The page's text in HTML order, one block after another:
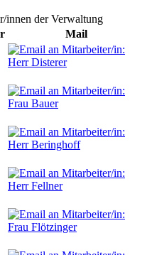
innen der Verwaltung
Mail